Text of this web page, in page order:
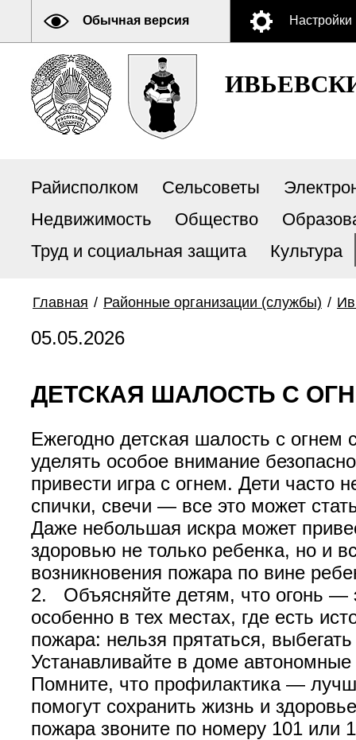
Обычная версия Настройки
Райисполком Сельсоветы
Недвижимость
Общество
Труд и социальная защита
Культура
Главная / Районные организации (службы) /
05.05.2026
ДЕТСКАЯ ШАЛОСТЬ С
Ежегодно детская шалость с огнем
уделять особое внимание
привести игра с огнем. Дети часто
спички, свечи — все это может
Даже небольшая искра может
здоровью не только ребенка, но и
возникновения пожара по вине
2. Объясняйте детям, что огонь —
особенно в тех местах, где есть
пожара: нельзя прятаться,
Устанавливайте в доме
Помните, что профилактика —
помогут сохранить жизнь и
пожара звоните по номеру 101 или